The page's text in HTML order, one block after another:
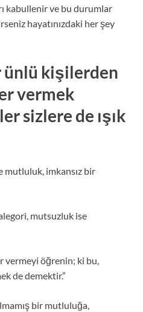
kabullenir ve bu durumlar
hayatınızdaki her şey
kişilerden
vermek
sizlere de ışık
mutluluk, imkansız bir
mutsuzluk ise
vermeyi öğrenin; ki bu,
de demektir.”
bir mutluluğa,